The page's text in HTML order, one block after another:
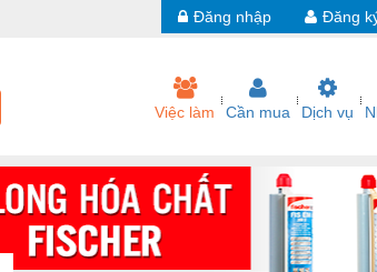
Đăng
Đăng nhập
Việc làm Cần mua Dịch vụ